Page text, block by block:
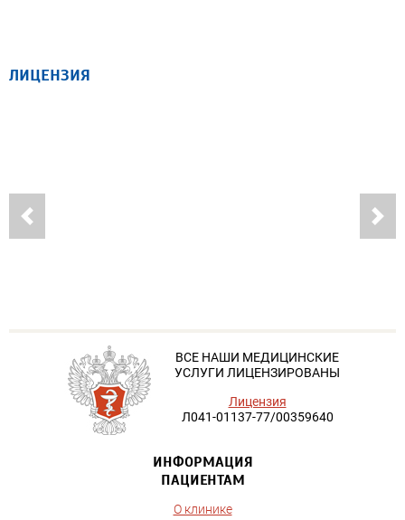
ЛИЦЕНЗИЯ
ВСЕ НАШИ МЕДИЦИНСКИЕ
УСЛУГИ ЛИЦЕНЗИРОВАНЫ
Лицензия
Л041-01137-77/00359640
ИНФОРМАЦИЯ
ПАЦИЕНТАМ
О клинике